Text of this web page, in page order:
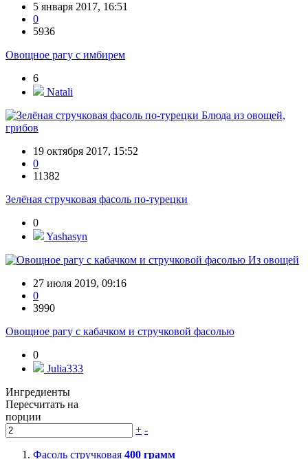
5 января 2017, 16:51
0
5936
Овощное рагу с имбирем
6
Natali
Блюда из овощей,
грибов
19 октября 2017, 15:52
0
11382
Зелёная стручковая фасоль по-турецки
0
Yashasyn
Из овощей
27 июля 2019, 09:16
0
3990
Овощное рагу с кабачком и стручковой фасолью
0
Julia333
Ингредиенты
Пересчитать на
порции
+ -
Фасоль стручковая 400 грамм